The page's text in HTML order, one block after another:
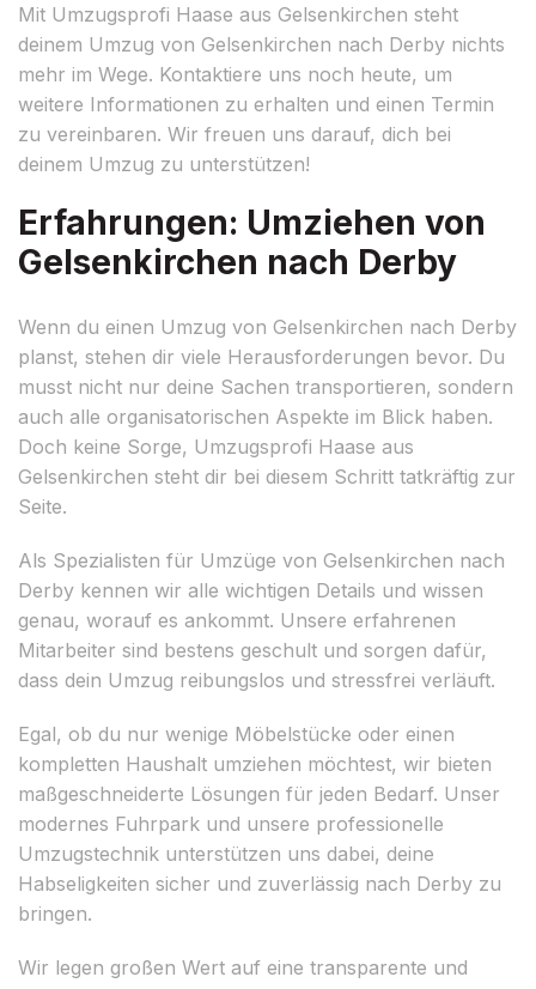
Mit Umzugsprofi Haase aus Gelsenkirchen steht
deinem Umzug von Gelsenkirchen nach Derby nichts
mehr im Wege. Kontaktiere uns noch heute, um
weitere Informationen zu erhalten und einen Termin
zu vereinbaren. Wir freuen uns darauf, dich bei
deinem Umzug zu unterstützen!
Erfahrungen: Umziehen von
Gelsenkirchen nach Derby
Wenn du einen Umzug von Gelsenkirchen nach Derby
planst, stehen dir viele Herausforderungen bevor. Du
musst nicht nur deine Sachen transportieren, sondern
auch alle organisatorischen Aspekte im Blick haben.
Doch keine Sorge, Umzugsprofi Haase aus
Gelsenkirchen steht dir bei diesem Schritt tatkräftig zur
Seite.
Als Spezialisten für Umzüge von Gelsenkirchen nach
Derby kennen wir alle wichtigen Details und wissen
genau, worauf es ankommt. Unsere erfahrenen
Mitarbeiter sind bestens geschult und sorgen dafür,
dass dein Umzug reibungslos und stressfrei verläuft.
Egal, ob du nur wenige Möbelstücke oder einen
kompletten Haushalt umziehen möchtest, wir bieten
maßgeschneiderte Lösungen für jeden Bedarf. Unser
modernes Fuhrpark und unsere professionelle
Umzugstechnik unterstützen uns dabei, deine
Habseligkeiten sicher und zuverlässig nach Derby zu
bringen.
Wir legen großen Wert auf eine transparente und